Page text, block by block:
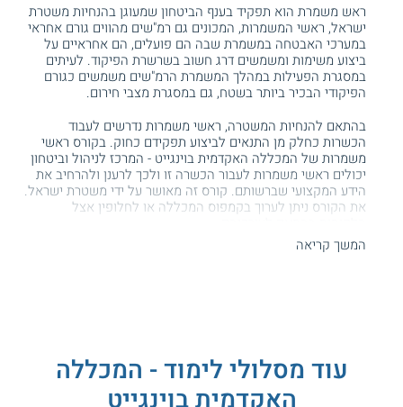
ראש משמרת הוא תפקיד בענף הביטחון שמעוגן בהנחיות משטרת
ישראל, ראשי המשמרות, המכונים גם רמ"שים מהווים גורם אחראי
במערכי האבטחה במשמרת שבה הם פועלים, הם אחראיים על
ביצוע משימות ומשמשים דרג חשוב בשרשרת הפיקוד. לעיתים
במסגרת הפעילות במהלך המשמרת הרמ"שים משמשים כגורם
הפיקודי הבכיר ביותר בשטח, גם במסגרת מצבי חירום.
בהתאם להנחיות המשטרה, ראשי משמרות נדרשים לעבוד
הכשרות כחלק מן התנאים לביצוע תפקידם כחוק. בקורס ראשי
משמרות של המכללה האקדמית בוינגייט - המרכז לניהול וביטחון
יכולים ראשי משמרות לעבור הכשרה זו ולכך לרענן ולהרחיב את
הידע המקצועי שברשותם. קורס זה מאושר על ידי משטרת ישראל.
את הקורס ניתן לערוך בקמפוס המכללה או לחלופין אצל
תכנית הלימודים
ואתגרים שבהם נתקלים בעלי התפקיד, לרבות ניתוח של אירועים
מן השטח.
המשך קריאה
עוד מסלולי לימוד - המכללה